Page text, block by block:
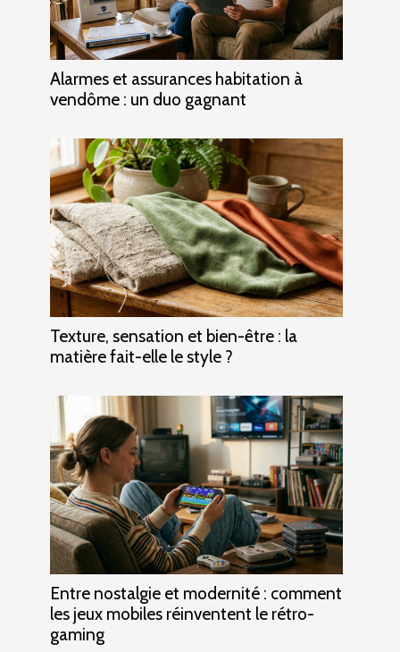
Alarmes et assurances habitation à
vendôme : un duo gagnant
Texture, sensation et bien-être : la
matière fait-elle le style ?
Entre nostalgie et modernité : comment
les jeux mobiles réinventent le rétro-
gaming